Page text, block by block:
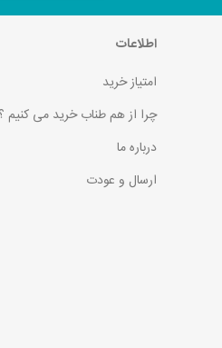
اطلاعات
امتیاز خرید
چرا از هم طناب خرید می کنیم ؟
درباره ما
ارسال و عودت